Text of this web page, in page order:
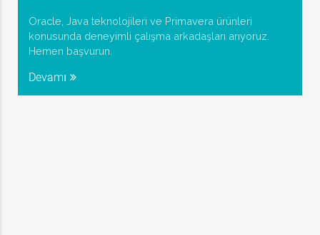
Oracle, Java teknolojileri ve Primavera ürünleri
konusunda deneyimli çalışma arkadaşları arıyoruz.
Hemen başvurun.
Devamı